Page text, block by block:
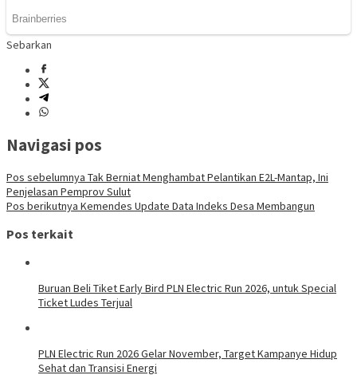
Sebarkan
Navigasi pos
Pos sebelumnya Tak Berniat Menghambat Pelantikan E2L-Mantap, Ini
Penjelasan Pemprov Sulut
Pos berikutnya Kemendes Update Data Indeks Desa Membangun
Pos terkait
Buruan Beli Tiket Early Bird PLN Electric Run 2026, untuk Special
Ticket Ludes Terjual
PLN Electric Run 2026 Gelar November, Target Kampanye Hidup
Sehat dan Transisi Energi